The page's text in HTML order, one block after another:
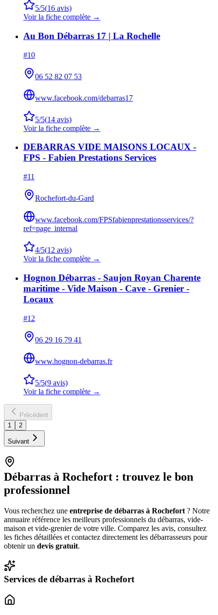
5/5(16 avis)
Voir la fiche complète →
Au Bon Débarras 17 | La Rochelle
#10
06 52 82 07 53
www.facebook.com/debarras17
5/5(14 avis)
Voir la fiche complète →
DEBARRAS VIDE MAISONS LOCAUX -
FPS - Fabien Prestations Services
#11
Rochefort-du-Gard
www.facebook.com/FPSfabienprestationsservices/?
ref=page_internal
4/5(12 avis)
Voir la fiche complète →
Hognon Débarras - Saujon Royan Charente
maritime - Vide Maison - Cave - Grenier -
Locaux
#12
06 29 16 79 41
www.hognon-debarras.fr
5/5(9 avis)
Voir la fiche complète →
Précédent
1
2
Suivant
Débarras à Rochefort : trouvez le bon
professionnel
Vous recherchez une entreprise de débarras à Rochefort ? Notre
annuaire référence les meilleurs professionnels du débarras, vide-
maison et vide-grenier de votre ville. Comparez les avis, consultez
les fiches détaillées et contactez directement les débarrasseurs pour
obtenir un devis gratuit.
Services de débarras à Rochefort